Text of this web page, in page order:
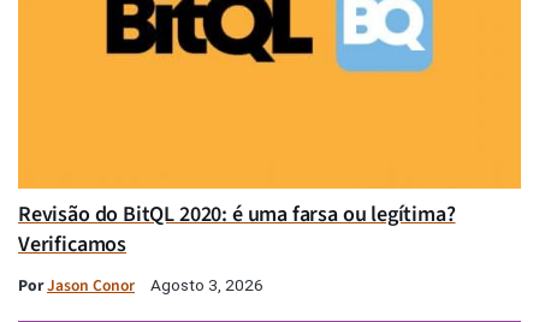
Revisão do BitQL 2020: é uma farsa ou legítima?
Verificamos
PorJason Conor Agosto 3, 2026